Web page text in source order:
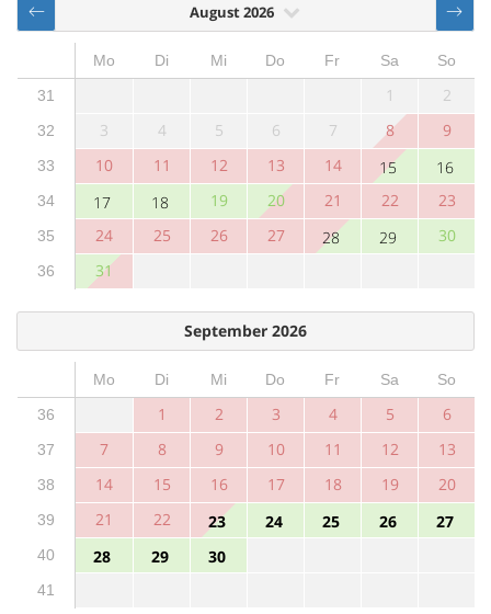
August 2026
Mo Di Mi Do Fr Sa
So
31
1 2
32 3 4 5 6 7 8 9
33 10 11 12 13 14 15 16
34 17 18 19 20 21 22 23
35 24 25 26 27 28 29 30
36 31
September 2026
Mo Di Mi Do Fr Sa
So
36
1 2 3 4 5 6
37 7 8 9 10 11 12 13
38 14 15 16 17 18 19 20
39 21 22 23 24 25 26 27
40 28 29 30
41